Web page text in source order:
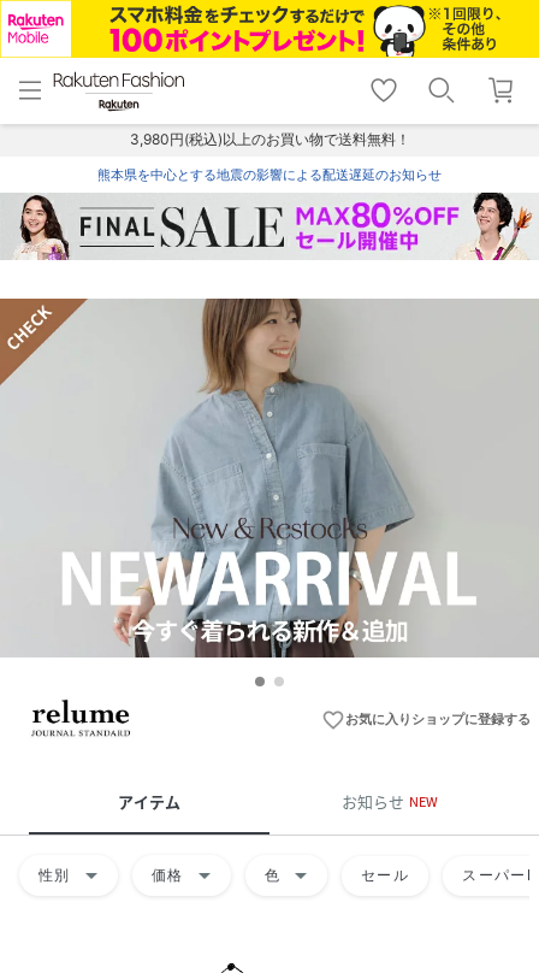
menu home
トップ
shopping_cart lock_outline
ログイン
3,980円(税込)以上のお買い物で送料無料！
熊本県を中心とする地震の影響による配送遅延のお知らせ
favorite_borderお気に入りショップに登録する
アイテム お知らせ NEW
性別 arrow_drop_down 価格 arrow_drop_down 色 arrow_drop_down セール スーパー